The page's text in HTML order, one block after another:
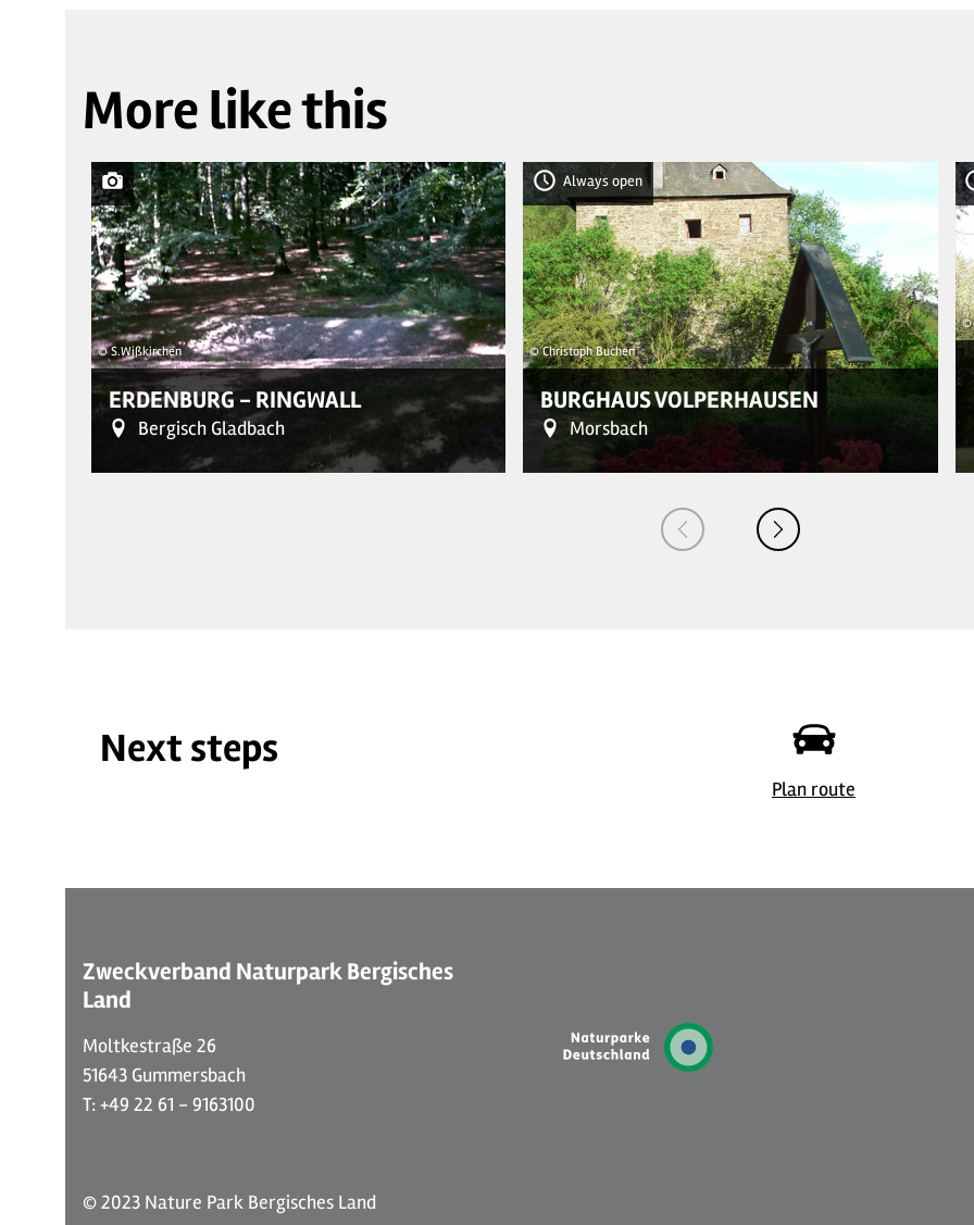
More like this
© S.Wißkirchen
ERDENBURG - RINGWALL
Bergisch Gladbach
© S.Wißkirchen
Always open
© Christoph Buchen
BURGHAUS VOLPERHAUSEN
Morsbach
©
Next steps
Plan route
Zweckverband Naturpark Bergisches
Land
Moltkestraße 26
51643 Gummersbach
T: +49 22 61 - 9163100
© 2023 Nature Park Bergisches Land